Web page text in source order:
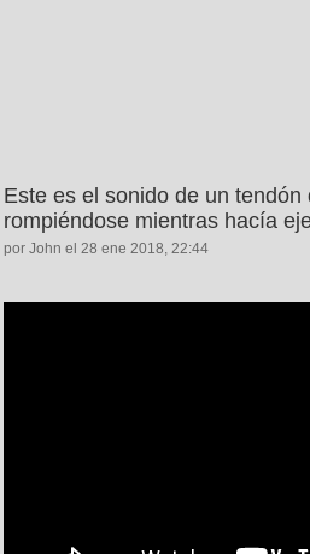
Este es el sonido de un tendón
rompiéndose mientras hacía
por John el 28 ene 2018, 22:44